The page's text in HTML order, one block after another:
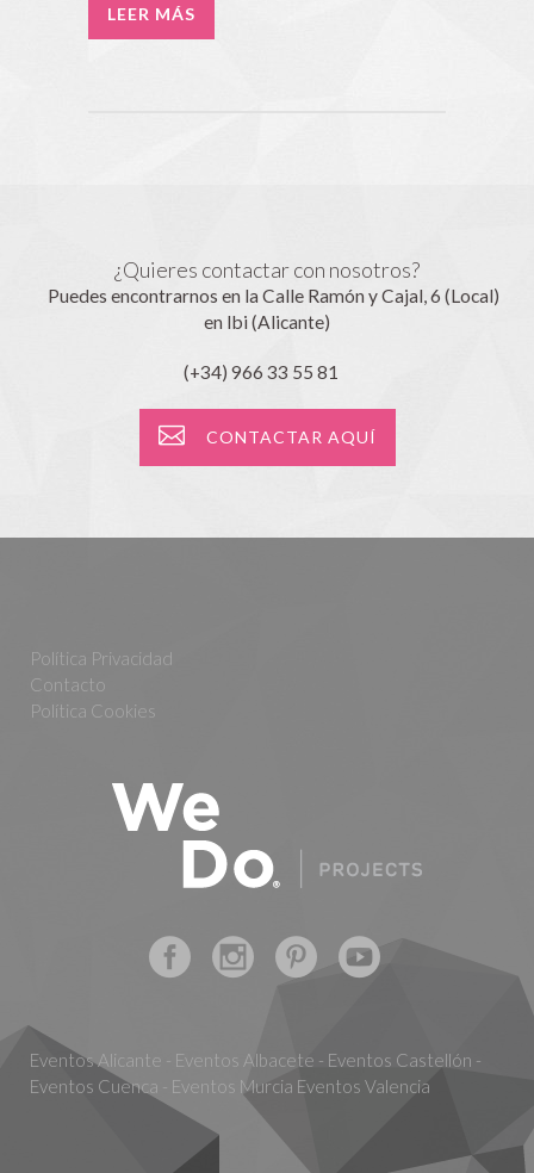
LEER MÁS
¿Quieres contactar con nosotros?
Puedes encontrarnos en la Calle Ramón y Cajal, 6 (Local)
en Ibi (Alicante)
(+34) 966 33 55 81
CONTACTAR AQUÍ
Política Privacidad
Contacto
Política Cookies
Eventos Alicante - Eventos Albacete - Eventos Castellón -
Eventos Cuenca - Eventos Murcia Eventos Valencia